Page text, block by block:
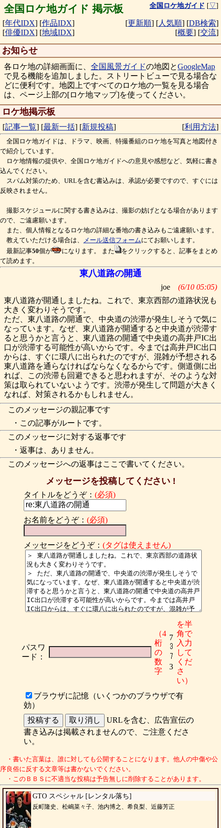
全国ロケ地ガイド 掲示板 全国ロケ地ガイド [▽]
[年代IDX] [作品IDX]
[俳優IDX] [地域IDX]
[更新順] [人気順] [DB検索]
[概要] [交流]
お知らせ
各ロケ地の詳細画面に、 全国風景ガイドの地図とGoogleMap
で見る機能を追加しました。ストリートビューで見る場合な
どに便利です。地図上ですべてのロケ地の一覧を見る場合
は、ページ上部の[ロケ地マップ]を使ってください。
ロケ地掲示板
[記事一覧] [最新一括] [新規投稿] [利用方法]
全国ロケ地ガイドは、ドラマ、映画、特撮番組のロケ地を写真と地図付き
で紹介しています。
ロケ地情報の提供や、全国ロケ地ガイドへの意見や感想など、気軽に書き
込んでください。
スパム対策のため、URLを含む書込みは、承認が必要ですので、すぐには
反映されません。
撮影スケジュールに関する書き込みは、撮影の妨げとなる場合があります
ので、ご遠慮願います。
また、個人情報となるロケ地の詳細な番地の書き込みもご遠慮願います。
教えていただける場合は、
メール送信フォームにてお願いします。
最新記事50個が になります。 また
をクリックすると、記事をまとめ
て読めます。
東八道路の開通
joe (6/10 05:05)
東八道路が開通しましたね。これで、東京西部の道路状況も
大きく変わりそうです。
ただ、東八道路の開通で、中央道の渋滞が発生しそうで気に
なっています。なぜ、東八道路が開通すると中央道が渋滞す
ると思うかと言うと、東八道路の開通で中央道の高井戸IC出
口が渋滞する可能性が高いからです。今までは高井戸IC出口
からは、すぐに環八に出られたのですが、混雑が予想される
東八道路を通らなければならなくなるからです。側道側に出
れば、この渋滞も回避できると思われますが、そのような対
策は取られていないようです。渋滞が発生して問題が大きく
なれば、対策されるかもしれません。
このメッセージの親記事です
・この記事がルートです。
このメッセージに対する返事です
・返事は、ありません。
このメッセージへの返事はここで書いてください。
メッセージを投稿してください !
タイトルをどうぞ： (必須)
お名前をどうぞ： (必須)
メッセージをどうぞ： (タグは使えません)
パスワ
ード：
（4
桁
の
数
字
7
3
を半
角で
入力
して
くだ
さ
い）
ブラウザに記憶（いくつかのブラウザで有
効）
URLを含む、広告宣伝の
書き込みは掲載されませんので、ご注意くださ
い。
・書いた言葉は、誰に対しても公開することになります。他人の中傷や公
序良俗に反する文章等は書かないでください。
・このＢＢＳに不適当な投稿は予告無しに削除することがあります。
GTO スペシャル [レンタル落ち]
反町隆史、松嶋菜々子、池内博之、希良梨、近藤芳正